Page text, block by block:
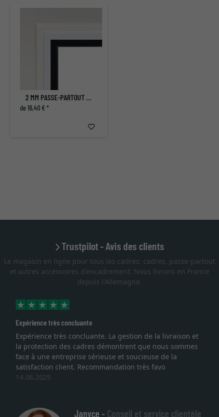
2 MM PASSE-PARTOUT QUALITÉ MUSÉE
de 16,40 € *
Trustpilot - Avis des clients
Le magasin en ligne pour tous les cadres: cadres, passe-partout
et autres accessoires d'encadrement. Nous livrons en France
depuis l'Allemagne.
très concluante
très concluante. La gestion de la livraison et
des cadres démontrent que nous sommes
une entreprise sérieuse et soucieuse de la
client. Recommandation très favo
Je